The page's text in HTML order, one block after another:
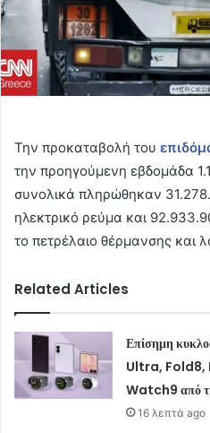
Την προκαταβολή του
την προηγούμενη εβδομάδα
συνολικά πληρώθηκαν
ηλεκτρικό ρεύμα και
το πετρέλαιο θέρμανσης και
Related Articles
Επίσημη
Ultra, Fold8,
Watch9 από
16 λεπτά ago